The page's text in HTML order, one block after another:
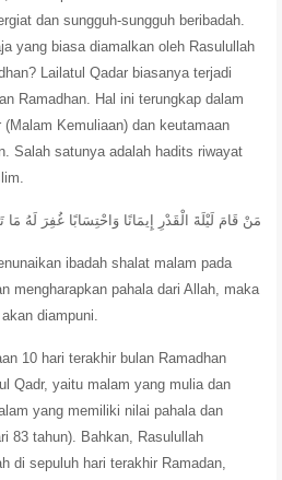
dan sungguh-sungguh beribadah.
yang biasa diamalkan oleh Rasulullah
Lailatul Qadar biasanya terjadi
Ramadhan. Hal ini terungkap dalam
Kemuliaan) dan keutamaan
Salah satunya adalah hadits riwayat
مَنْ قَامَ لَيْلَةَ الْقَدْرِ إِيمَانًا وَاحْتِسَابًا غُفِرَ لَهُ
ibadah shalat malam pada
mengharapkan pahala dari Allah, maka
diampuni.
10 hari terakhir bulan Ramadhan
Qadr, yaitu malam yang mulia dan
yang memiliki nilai pahala dan
83 tahun). Bahkan, Rasulullah
di sepuluh hari terakhir Ramadan,